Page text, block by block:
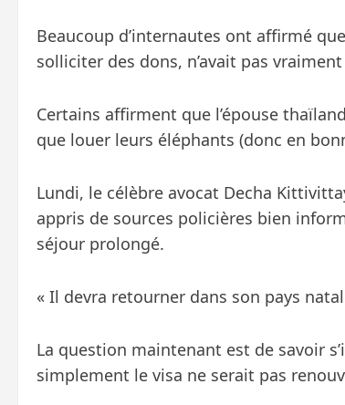
Beaucoup d’internautes ont affirmé
solliciter des dons, n’avait pas vraiment
Certains affirment que l’épouse
que louer leurs éléphants (donc en
Lundi, le célèbre avocat Decha
appris de sources policières bien
séjour prolongé.
« Il devra retourner dans son pays
La question maintenant est de savoir
simplement le visa ne serait pas